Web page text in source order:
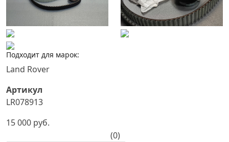
Подходит для марок:
Land Rover
Артикул
LR078913
15 000 руб.
(0)